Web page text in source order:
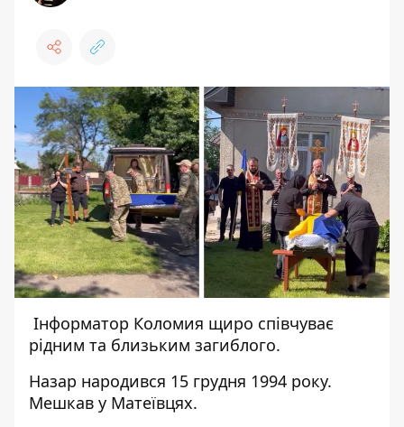
Інформатор Коломия щиро співчуває
рідним та близьким загиблого.
Назар народився 15 грудня 1994 року.
Мешкав у Матеївцях.